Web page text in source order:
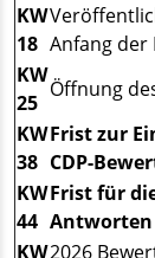
KW
18 Anfang der
KW
25
Öffnung
KW
38
Frist zur
CDP-
KW
44
Frist für
Antworten
KW2026